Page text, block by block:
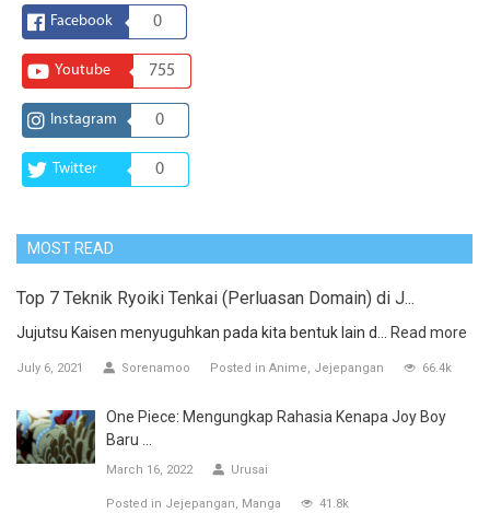
Facebook 0
Youtube 755
Instagram 0
Twitter 0
MOST READ
Top 7 Teknik Ryoiki Tenkai (Perluasan Domain) di J...
Jujutsu Kaisen menyuguhkan pada kita bentuk lain d... Read more
July 6, 2021 Sorenamoo Posted in Anime Jejepangan 66.4k
One Piece: Mengungkap Rahasia Kenapa Joy Boy
Baru ...
March 16, 2022 Urusai
Posted in Jejepangan Manga 41.8k